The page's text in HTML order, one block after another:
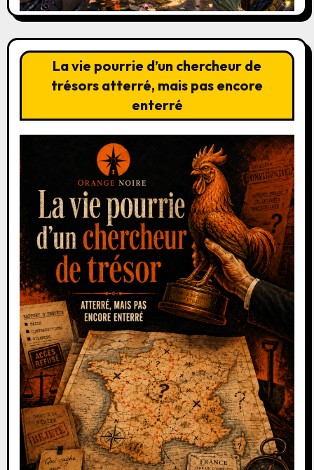
La vie pourrie d’un chercheur de
trésors atterré, mais pas encore
enterré